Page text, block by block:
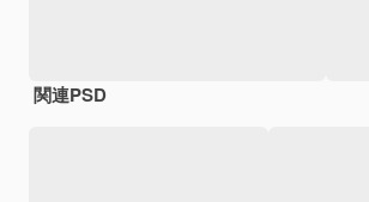
関連PSD